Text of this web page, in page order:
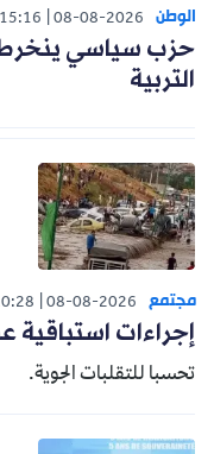
الوطن 08-08-2026
15:16
حزب سياسي
التربية
مجتمع 08-08-2026
إجراءات استباقية
تحسبا للتقلبات الجوية.